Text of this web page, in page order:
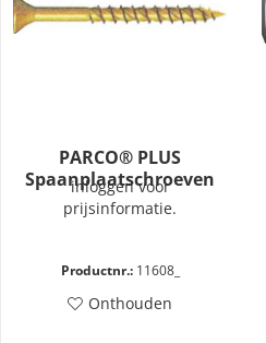
PARCO® PLUS
Spaanplaatschroeven
geel verzinkt deeldraad -
TX40
inloggen voor
prijsinformatie.
Productnr.:11608_
Onthouden